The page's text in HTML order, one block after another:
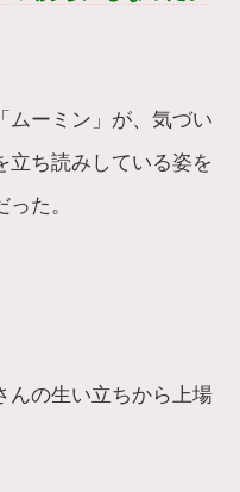
ムーミン」が、気づい
立ち読みしている姿を
た。
んの生い立ちから上場